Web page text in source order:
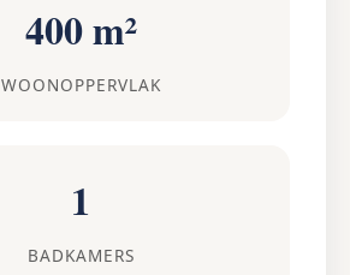
400 m²
WOONOPPERVLAK
1
BADKAMERS